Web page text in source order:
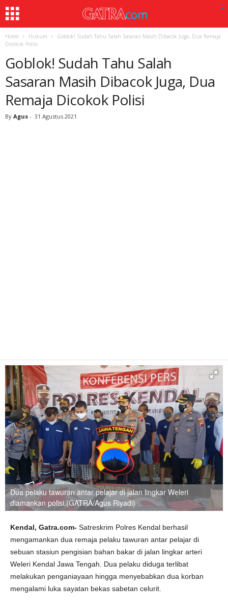
Home Hukum
Goblok! Sudah Tahu Salah Sasaran Masih Dibacok Juga, Dua Remaja
Dicokok Polisi
Goblok! Sudah Tahu Salah
Sasaran Masih Dibacok Juga, Dua
Remaja Dicokok Polisi
By Agus - 31 Agustus 2021
Dua pelaku tawuran antar pelajar di jalan lingkar Weleri
diamankan polisi.(GATRA/Agus Riyadi)
Kendal, Gatra.com- Satreskrim Polres Kendal berhasil
mengamankan dua remaja pelaku tawuran antar pelajar di
sebuan stasiun pengisian bahan bakar di jalan lingkar arteri
Weleri Kendal Jawa Tengah. Dua pelaku diduga terlibat
melakukan penganiayaan hingga menyebabkan dua korban
mengalami luka sayatan bekas sabetan celurit.